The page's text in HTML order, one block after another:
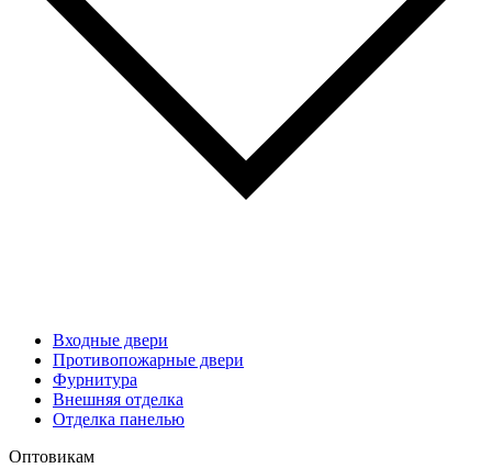
Входные двери
Противопожарные двери
Фурнитура
Внешняя отделка
Отделка панелью
Оптовикам